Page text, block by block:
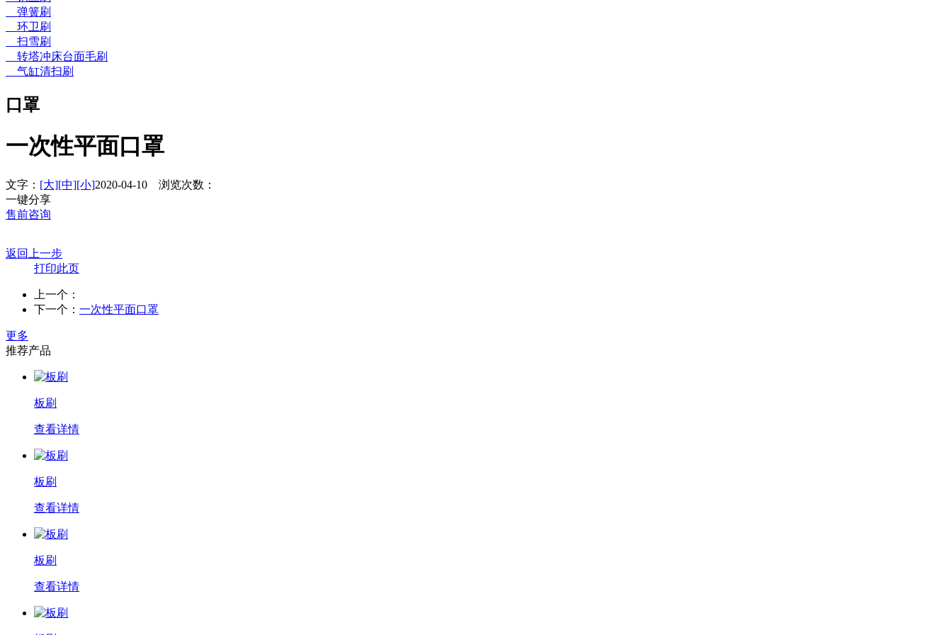
弹簧刷
环卫刷
扫雪刷
转塔冲床台面毛刷
气缸清扫刷
口罩
一次性平面口罩
文字： [大][中][小]2020-04-10 浏览次数：
一键分享
售前咨询
返回上一步
打印此页
上一个：
下一个： 一次性平面口罩
更多
推荐产品
板刷
查看详情
板刷
查看详情
板刷
查看详情